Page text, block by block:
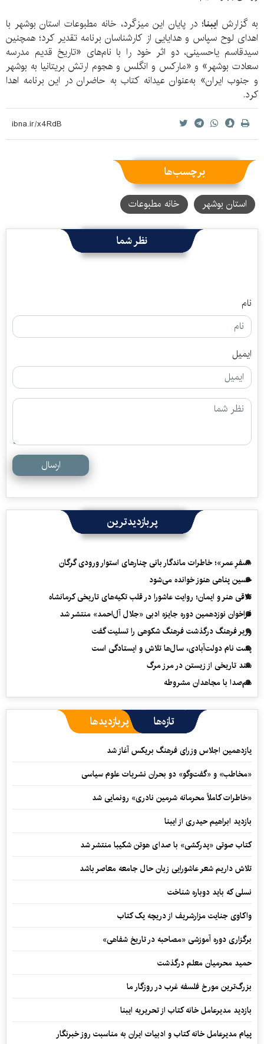
به گزارش ایبنا؛ در پایان این میزگرد، خانه مطبوعات استان بوشهر با
اهدای لوح سپاس و هدایایی از کارشناسان برنامه تقدیر کرد؛ همچنین
سیدقاسم یاحسینی، دو اثر خود را با نام‌های «تاریخ قدیم مدرسه
سعادت بوشهر» و «مارکس و انگلس و هجوم ارتش بریتانیا به بوشهر
و جنوب ایران» به‌عنوان عیدانه کتاب به حاضران در این برنامه اهدا
کرد.
برچسب‌ها
استان بوشهر خانه مطبوعات
نظر شما
نام
ایمیل
ارسال
پربازدیدترین
«سفرِ عمر»؛ خاطرات ماندگار بانی چنارهای استوار ورودی گرگان
حسین پناهی هنوز خوانده می‌شود
تلاقی هنر و ایمان؛ روایت عاشورا در قلب تکیه‌های تاریخی کرمانشاه
فراخوان نوزدهمین دوره جایزه ادبی «جلال آل‌احمد» منتشر شد
وزیر فرهنگ درگذشت فرهنگ شکوهی را تسلیت گفت
پشت نام دولت‌آبادی، سال‌ها تلاش و ایستادگی است
سند تاریخی از زیستن در مرز مرگ
هم‌صدا با مجاهدان مشروطه
تازه‌ها پربازدیدها
یازدهمین اجلاس وزرای فرهنگ بریکس آغاز شد
«مخاطب» و «گفت‌وگو» دو بحران نشریات علوم سیاسی
«خاطرات کاملاً محرمانه شرمین نادری» رونمایی شد
بازدید ابراهیم حیدری از ایبنا
کتاب صوتی «پدرکشی» با صدای هوتن شکیبا منتشر شد
تلاش داریم شعر عاشورایی زبان حال جامعه معاصر باشد
نسلی که باید دوباره شناخت
واکاوی جنایت مزارشریف از دریچه یک کتاب
برگزاری دوره آموزشی «مصاحبه در تاریخ شفاهی»
حمید محرمیان معلم درگذشت
بزرگ‌ترین مورخ فلسفه غرب در روزگار ما
بازدید مدیرعامل خانه کتاب از تحریریه ایبنا
پیام مدیرعامل خانه کتاب و ادبیات ایران به مناسبت روز خبرنگار